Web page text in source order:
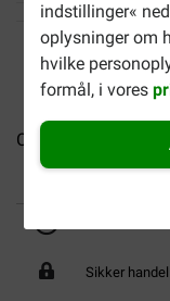
indstillinger«
oplysninger om
hvilke
formål, i vores
Catisfactions med
Sikker handel